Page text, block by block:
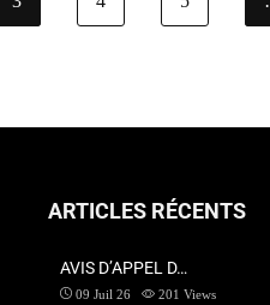
ARTICLES RÉCENTS
AVIS D’APPEL D…
09 Juil 26 201Views